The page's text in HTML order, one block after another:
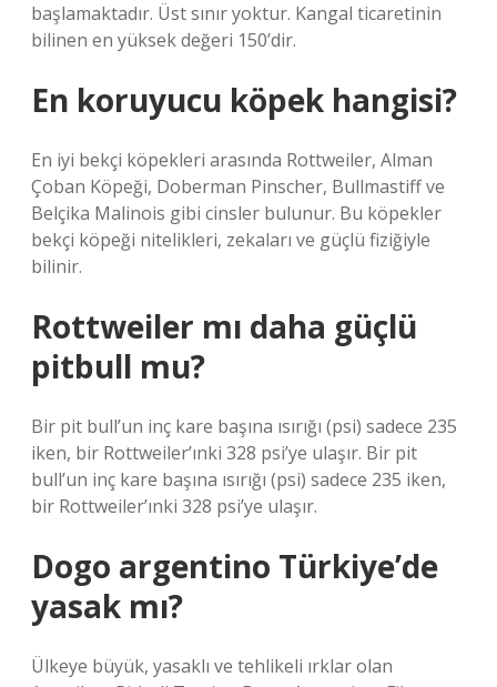
başlamaktadır. Üst sınır yoktur. Kangal ticaretinin
bilinen en yüksek değeri 150’dir.
En koruyucu köpek hangisi?
En iyi bekçi köpekleri arasında Rottweiler, Alman
Çoban Köpeği, Doberman Pinscher, Bullmastiff ve
Belçika Malinois gibi cinsler bulunur. Bu köpekler
bekçi köpeği nitelikleri, zekaları ve güçlü fiziğiyle
bilinir.
Rottweiler mı daha güçlü
pitbull mu?
Bir pit bull’un inç kare başına ısırığı (psi) sadece 235
iken, bir Rottweiler’ınki 328 psi’ye ulaşır. Bir pit
bull’un inç kare başına ısırığı (psi) sadece 235 iken,
bir Rottweiler’ınki 328 psi’ye ulaşır.
Dogo argentino Türkiye’de
yasak mı?
Ülkeye büyük, yasaklı ve tehlikeli ırklar olan